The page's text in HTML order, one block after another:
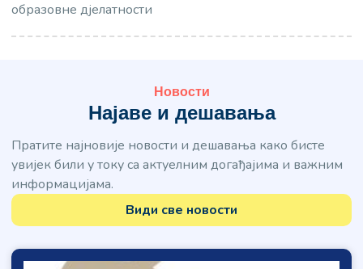
образовне дјелатности
Новости
Најаве и дешавања
Пратите најновије новости и дешавања како бисте
увијек били у току са актуелним догађајима и важним
информацијама.
Види све новости